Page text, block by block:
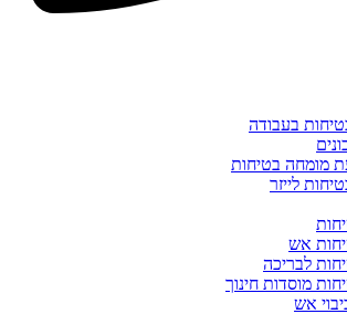
בעבודה
מומחה בטיחות
לייזר
אש
לבריכה
מוסדות חינוך
אש